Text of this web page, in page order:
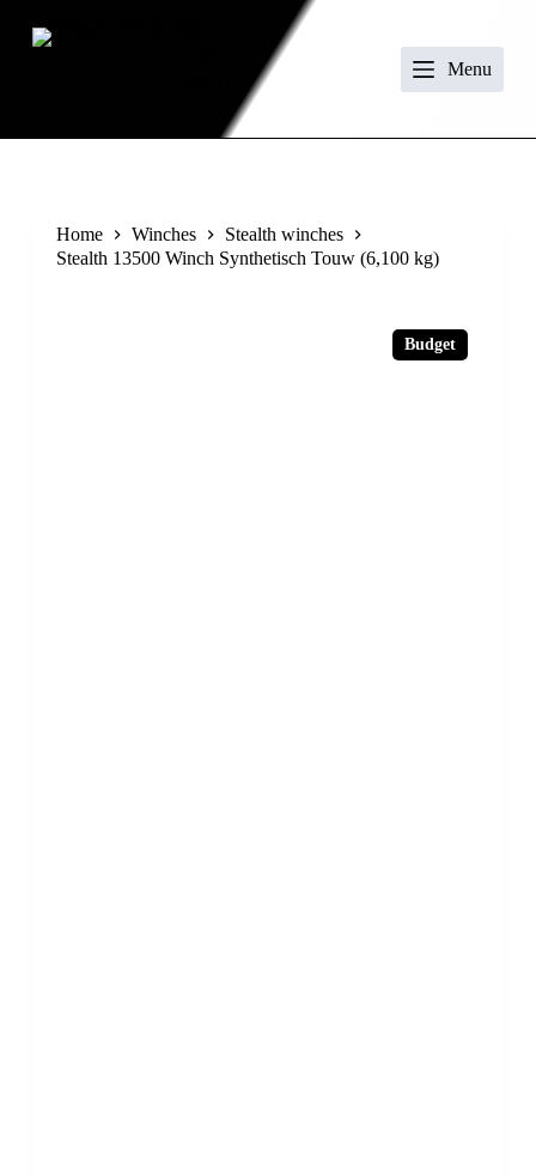
k
Menu
Home Winches
Stealth winches
Stealth 13500 Winch Synthetisch Touw (6,100 kg)